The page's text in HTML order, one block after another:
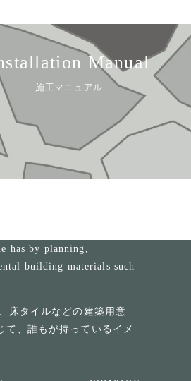
Manual
施工マニュアル
has by planning,
building materials such
床タイルなどの建築用意
、誰もが持っているイメ